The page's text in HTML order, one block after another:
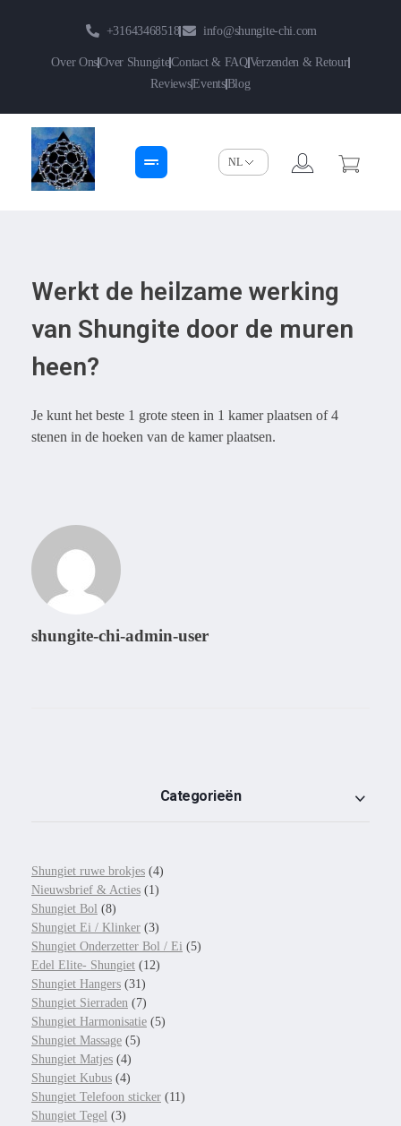
+31643468518 info@shungite-chi.com
Over OnsOver ShungiteContact & FAQVerzenden & Retour
ReviewsEventsBlog
Werkt de heilzame werking
van Shungite door de muren
heen?
Je kunt het beste 1 grote steen in 1 kamer plaatsen of 4
stenen in de hoeken van de kamer plaatsen.
shungite-chi-admin-user
Categorieën
Shungiet ruwe brokjes (4)
Nieuwsbrief & Acties (1)
Shungiet Bol (8)
Shungiet Ei / Klinker (3)
Shungiet Onderzetter Bol / Ei (5)
Edel Elite- Shungiet (12)
Shungiet Hangers (31)
Shungiet Sierraden (7)
Shungiet Harmonisatie (5)
Shungiet Massage (5)
Shungiet Matjes (4)
Shungiet Kubus (4)
Shungiet Telefoon sticker (11)
Shungiet Tegel (3)